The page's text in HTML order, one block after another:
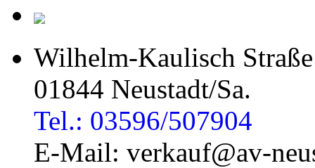
Wilhelm-Kaulisch
01844 Neustadt/Sa.
Tel.: 03596/507904
E-Mail: verkauf@av-